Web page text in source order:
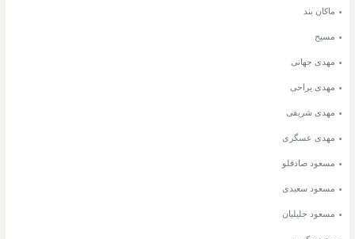
ماکان بند
مسیح
مهدی جهانی
مهدی یراحی
مهدی شریفی
مهدی عسگری
مسعود صادقلو
مسعود سعیدی
مسعود جلیلیان